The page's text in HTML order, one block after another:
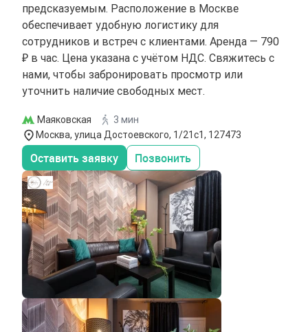
предсказуемым. Расположение в Москве
обеспечивает удобную логистику для
сотрудников и встреч с клиентами. Аренда — 790
₽ в час. Цена указана с учётом НДС. Свяжитесь с
нами, чтобы забронировать просмотр или
уточнить наличие свободных мест.
Маяковская
3 мин
Москва, улица Достоевского, 1/21с1, 127473
Оставить заявку Позвонить